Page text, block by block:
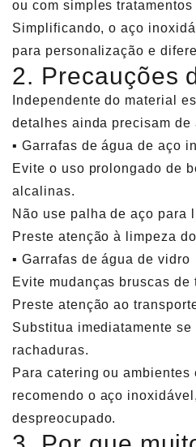
ou com simples
Simplificando, o aço
para personalização e
2. Precauções
Independente do material
detalhes ainda precisam de
▪ Garrafas de água de aço
Evite o uso prolongado de
alcalinas.
Não use palha de aço para
Preste atenção à limpeza
▪ Garrafas de água de vidro
Evite mudanças bruscas de
Preste atenção ao
Substitua imediatamente se
rachaduras.
Para catering ou ambientes
recomendo o aço
despreocupado.